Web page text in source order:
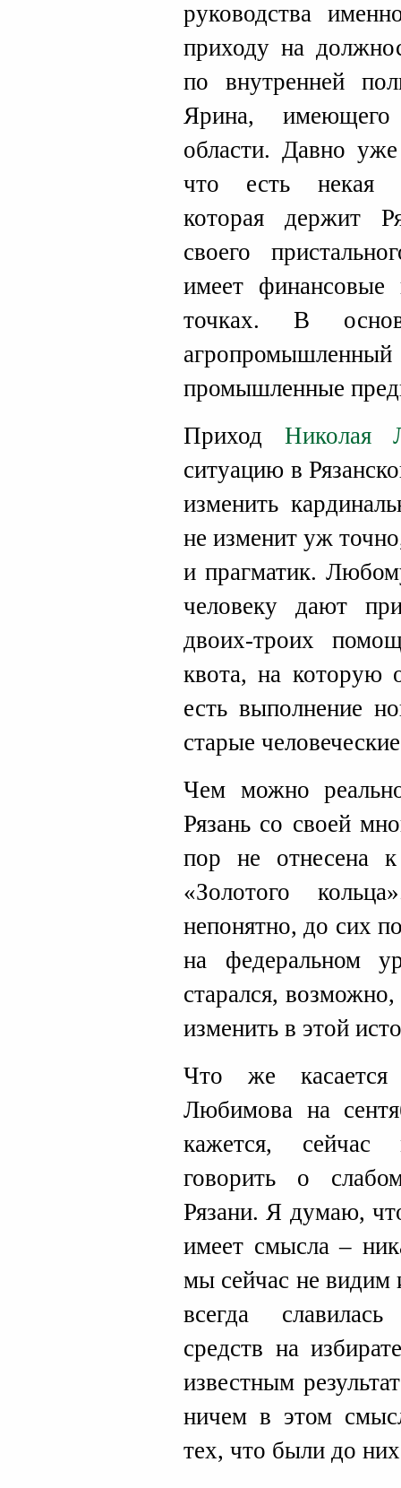
руководства
приходу на
по внутренней
Ярина,
области. Давно
что есть некая
которая держит
своего
имеет
точках. В
промышленные
Приход Николая
ситуацию в
изменить
не изменит уж
и прагматик.
человеку дают
двоих-троих
квота, на которую
есть выполнение
старые
Чем можно
Рязань со своей
пор не отнесена к
«Золотого
непонятно, до сих
на федеральном
старался,
изменить в этой
Что же касается
Любимова на
кажется,
говорить о
Рязани. Я думаю,
имеет смысла –
мы сейчас не видим
всегда
средств на
известным
ничем в этом
тех, что были до